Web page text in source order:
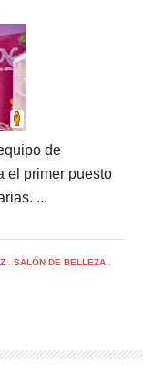
de
el primer puesto
...
, SALÓN DE BELLEZA ,